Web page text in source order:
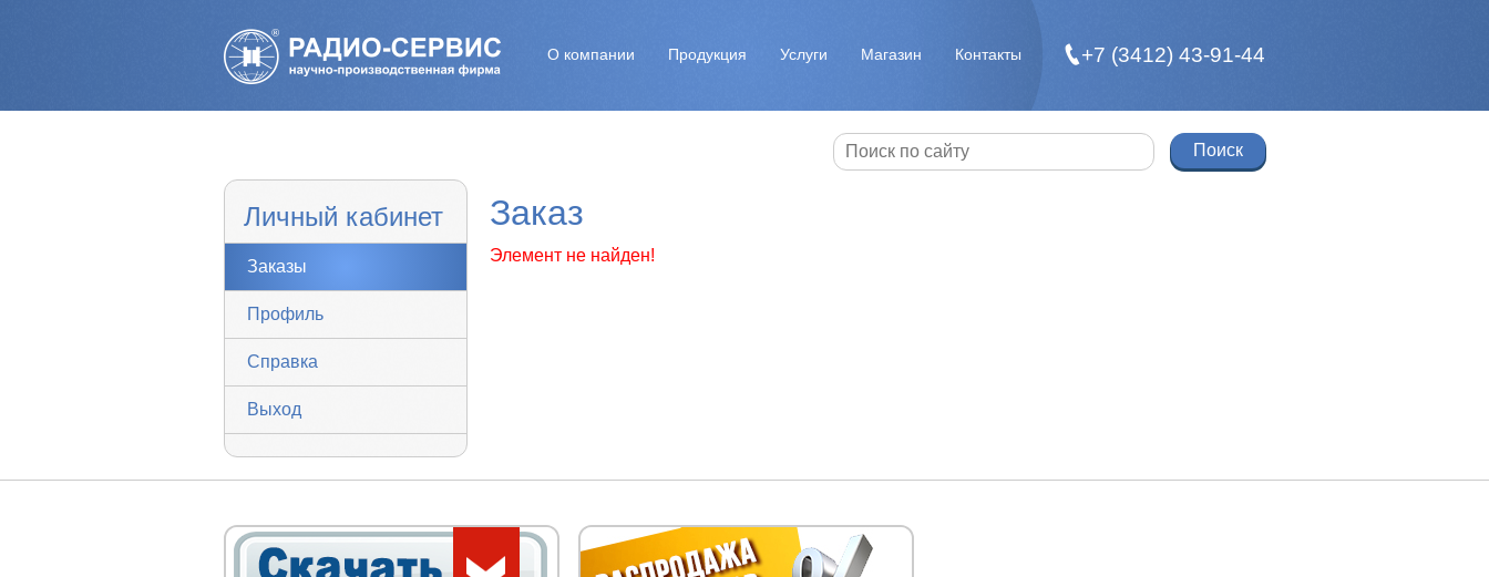
О компании Продукция Услуги Магазин Контакты +7 (3412) 43-91-44
Личный кабинет
Заказы
Профиль
Справка
Выход
Заказ
Элемент не найден!